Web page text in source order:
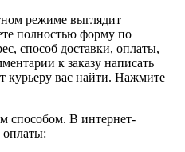
режиме выглядит
полностью форму по
способ доставки, оплаты,
к заказу написать
курьеру вас найти. Нажмите
способом. В интернет-
оплаты: